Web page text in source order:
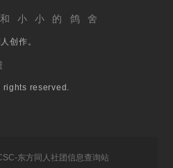
小小的鸽舍
创作。
reserved.
东方同人社团信息查询站